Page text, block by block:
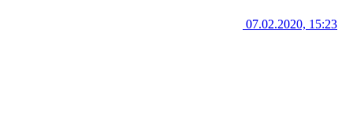
07.02.2020, 15:23